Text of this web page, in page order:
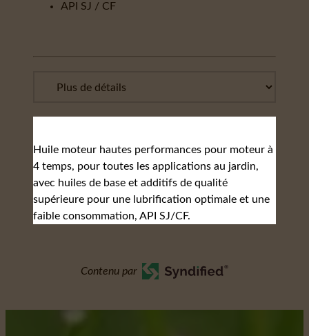
API SJ / CF
Huile moteur hautes performances pour moteur à
4 temps, pour toutes les applications au jardin,
avec huiles de base et additifs de qualité
supérieure pour une lubrification optimale et une
faible consommation, API SJ/CF.
Contenu par